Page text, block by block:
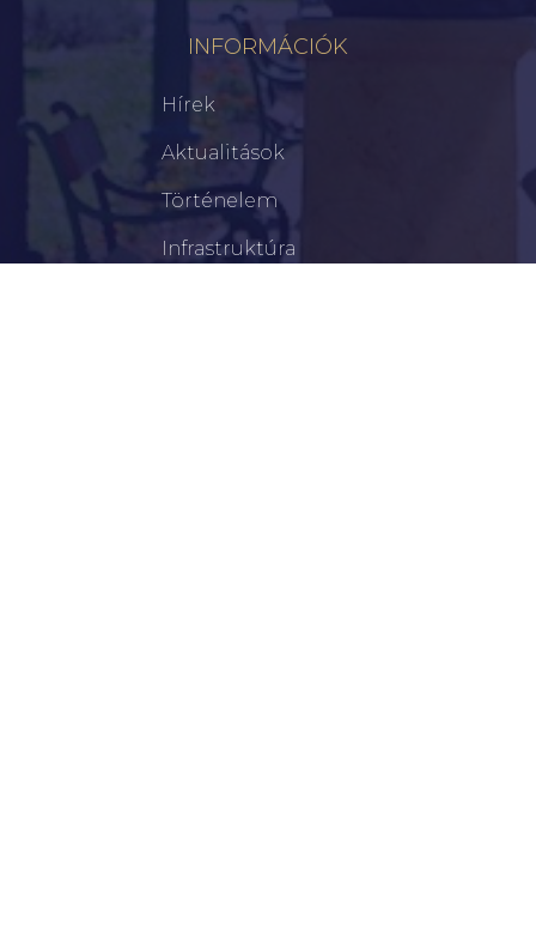
INFORMÁCIÓK
Hírek
Aktualitások
Történelem
Infrastruktúra